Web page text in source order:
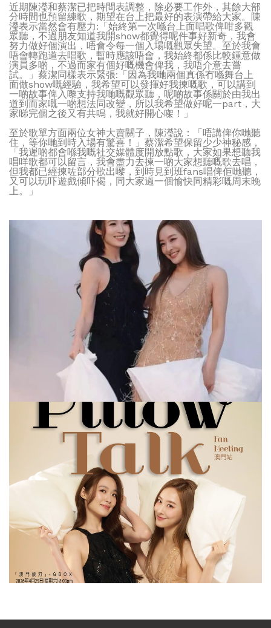
近期陳瀅和蔡潔已把時間表調整，除必要工作外，其餘大部
分時間也預留練歌，期望在台上把最好的表演帶給大家。陳
瀅表示當然會有壓力:「始終第一次喺台上面唱歌俾咁多觀
眾聽，不過朋友知道我開show都覺得呢件事好新奇，我會
努力做好個演出，唔會令每一個入場嘅觀眾失望。至於我會
唔會轉跑道去唱歌，暫時應該唔會，我始終都係比較鍾意做
演員多啲，不過而家有個好嘅機會俾我，我唔介意去嘗
試。」蔡潔同樣表示緊張:「因為我哋兩個真係冇喺舞台上
面做show嘅經驗，我希望可以發揮好我揀嘅歌，可以講到
一啲故事俾入嚟支持我哋嘅觀眾聽，呢啲故事係關於由我出
道到而家嘅一啲想法同改變，所以我希望做好呢一part，大
家睇完個之後又有共鳴，我就好開心㗎！」
至於歌單方面兩位女神大賣關子，陳瀅說：「唔講俾你哋聽
住，等你哋到時入場有驚喜！」蔡潔希望保留少少神秘感，
「我遲啲都會喺我嘅社交媒體度開放點歌，大家如果想聽我
唱咩歌都可以留言，我會盡力去揀一啲大家想聽嘅歌去唱，
但我都已經揀咗部分歌出嚟，到時見到班fans唱俾佢哋聽，
又可以玩吓遊戲傾吓偈，同大家過一個愉快同精彩嘅周末晚
上。」